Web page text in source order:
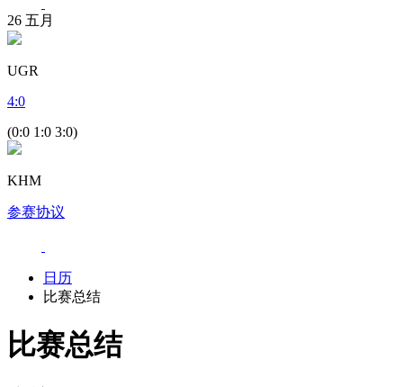
26 五月
UGR
4:0
(0:0 1:0 3:0)
KHM
参赛协议
日历
比赛总结
比赛总结